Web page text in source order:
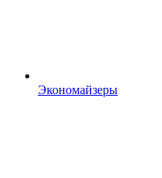
Экономайзеры